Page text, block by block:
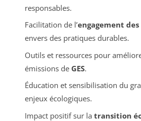
responsables.
Facilitation de l’engagement
envers des pratiques durables.
Outils et ressources pour
émissions de GES.
Éducation et sensibilisation du
enjeux écologiques.
Impact positif sur la transition